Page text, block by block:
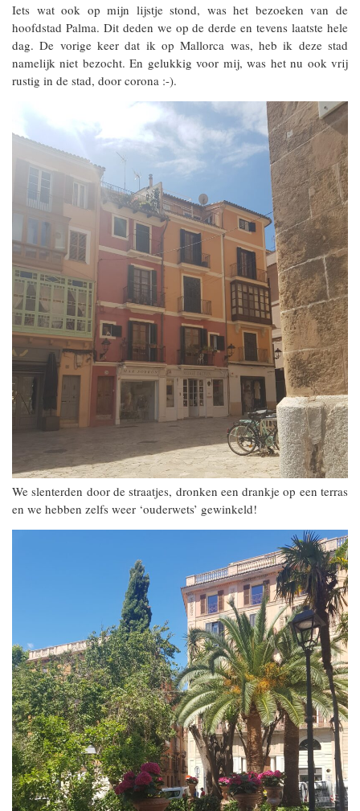
Iets wat ook op mijn lijstje stond, was het bezoeken van de
hoofdstad Palma. Dit deden we op de derde en tevens laatste hele
dag. De vorige keer dat ik op Mallorca was, heb ik deze stad
namelijk niet bezocht. En gelukkig voor mij, was het nu ook vrij
rustig in de stad, door corona :-).
We slenterden door de straatjes, dronken een drankje op een terras
en we hebben zelfs weer ‘ouderwets’ gewinkeld!